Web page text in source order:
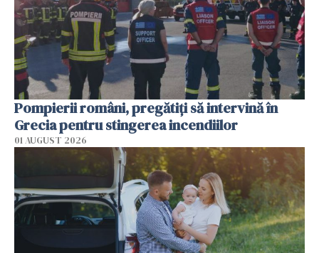
Pompierii români, pregătiţi să intervină în
Grecia pentru stingerea incendiilor
01 AUGUST 2026